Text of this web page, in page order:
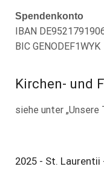
Spendenkonto
IBAN
BIC GENODEF1WYK
Kirchen- und
siehe unter „Unsere
2025 - St.